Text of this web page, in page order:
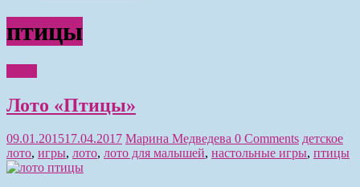
птицы
Лото «Птицы»
09.01.201517.04.2017 Марина Медведева 0 Comments детское
лото, игры, лото, лото для малышей, настольные игры, птицы